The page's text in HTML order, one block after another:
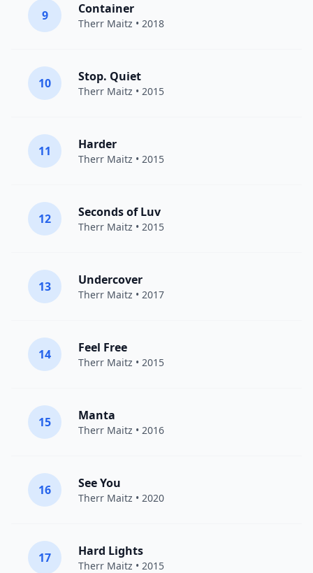
9 Container
Therr Maitz • 2018
10 Stop. Quiet
Therr Maitz • 2015
11 Harder
Therr Maitz • 2015
12 Seconds of Luv
Therr Maitz • 2015
13 Undercover
Therr Maitz • 2017
14 Feel Free
Therr Maitz • 2015
15 Manta
Therr Maitz • 2016
16 See You
Therr Maitz • 2020
17 Hard Lights
Therr Maitz • 2015